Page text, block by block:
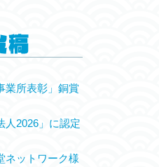
業所表彰」銅賞
人2026」に認定
ネットワーク様